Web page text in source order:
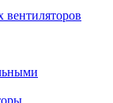
вентиляторов